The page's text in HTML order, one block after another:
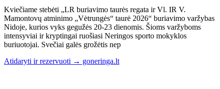
Kviečiame stebėti „LR buriavimo taurės regata ir Vl. IR V.
Mamontovų atminimo „Vėtrungės“ taurė 2026“ buriavimo varžybas
Nidoje, kurios vyks gegužės 20-23 dienomis. Šioms varžyboms
intensyviai ir kryptingai ruošiasi Neringos sporto mokyklos
buriuotojai. Svečiai galės grožėtis nep
Atidaryti ir rezervuoti → goneringa.lt